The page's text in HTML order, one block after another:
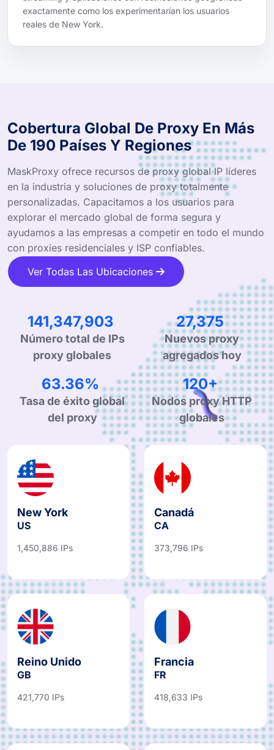
exactamente como los experimentarían los usuarios
reales de New York.
Cobertura Global De Proxy En Más
De 190 Países Y Regiones
MaskProxy ofrece recursos de proxy global IP líderes
en la industria y soluciones de proxy totalmente
personalizadas. Capacitamos a los usuarios para
explorar el mercado global de forma segura y
ayudamos a las empresas a competir en todo el mundo
con proxies residenciales y ISP confiables.
Ver Todas Las Ubicaciones
222,845,794
Número total de IPs
proxy globales
43,160
Nuevos proxy
agregados hoy
99.90%
Tasa de éxito global
del proxy
190+
Nodos proxy HTTP
globales
New York
US
1,450,886 IPs
Canadá
CA
373,796 IPs
Reino Unido
GB
421,770 IPs
Francia
FR
418,633 IPs